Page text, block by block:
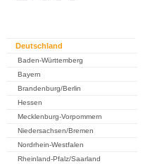
Deutschland
Baden-Württemberg
Bayern
Brandenburg/Berlin
Hessen
Mecklenburg-Vorpommern
Niedersachsen/Bremen
Nordrhein-Westfalen
Rheinland-Pfalz/Saarland